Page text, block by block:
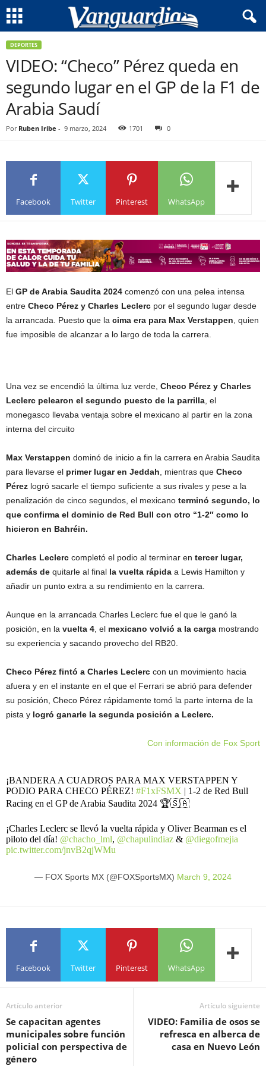
DEPORTES
VIDEO: “Checo” Pérez queda en
segundo lugar en el GP de la F1 de
Arabia Saudí
Por Ruben Iribe - 9 marzo, 2024 1701 0
Facebook Twitter Pinterest WhatsApp
El GP de Arabia Saudita 2024 comenzó con una pelea intensa
entre Checo Pérez y Charles Leclerc por el segundo lugar desde
la arrancada. Puesto que la cima era para Max Verstappen , quien
fue imposible de alcanzar a lo largo de toda la carrera.
Una vez se encendió la última luz verde, Checo Pérez y Charles
Leclerc pelearon el segundo puesto de la parrilla , el
monegasco llevaba ventaja sobre el mexicano al partir en la zona
interna del circuito
Max Verstappen dominó de inicio a fin la carrera en Arabia Saudita
para llevarse el primer lugar en Jeddah , mientras que Checo
Pérez logró sacarle el tiempo suficiente a sus rivales y pese a la
penalización de cinco segundos, el mexicano terminó segundo, lo
que confirma el dominio de Red Bull con otro “1-2″ como lo
hicieron en Bahréin.
Charles Leclerc completó el podio al terminar en tercer lugar,
además de quitarle al final la vuelta rápida a Lewis Hamilton y
añadir un punto extra a su rendimiento en la carrera.
Aunque en la arrancada Charles Leclerc fue el que le ganó la
posición, en la vuelta 4 , el mexicano volvió a la carga mostrando
su experiencia y sacando provecho del RB20.
Checo Pérez fintó a Charles Leclerc con un movimiento hacia
afuera y en el instante en el que el Ferrari se abrió para defender
su posición, Checo Pérez rápidamente tomó la parte interna de la
pista y logró ganarle la segunda posición a Leclerc.
Con información de Fox Sport
¡BANDERA A CUADROS PARA MAX VERSTAPPEN Y
PODIO PARA CHECO PÉREZ! #F1xFSMX | 1-2 de Red Bull
Racing en el GP de Arabia Saudita 2024 🏆🇸🇦
¡Charles Leclerc se llevó la vuelta rápida y Oliver Bearman es el
piloto del día! @chacho_lml, @chapulindiaz & @diegofmejia
pic.twitter.com/jnvB2qjWMu
— FOX Sports MX (@FOXSportsMX) March 9, 2024
Facebook Twitter Pinterest WhatsApp
Artículo anterior
Se capacitan agentes
municipales sobre función
policial con perspectiva de
género
Artículo siguiente
VIDEO: Familia de osos se
refresca en alberca de
casa en Nuevo León